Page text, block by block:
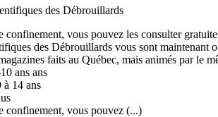
confinement, vous pouvez les consulter
des Débrouillards vous sont
faits au Québec, mais animés par le
ans ans
14 ans
confinement, vous pouvez (...)